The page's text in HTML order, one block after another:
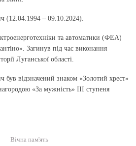
(12.04.1994 – 09.10.2024).
та автоматики (ФЕА)
Загинув під час виконання
Луганської області.
був відзначений знаком «Золотий хрест»
«За мужність» ІІІ ступеня
Вічна пам'ять